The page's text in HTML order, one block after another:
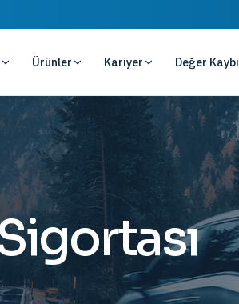
Ürünler Kariyer Değer Kaybı